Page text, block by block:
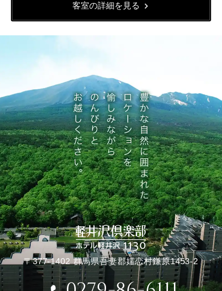
客室の詳細を見る
〒377-1402 群馬県吾妻郡嬬恋村鎌原1453-2